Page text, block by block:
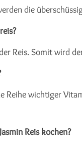
die
Reis. Somit wird
Reihe wichtiger
Reis kochen?